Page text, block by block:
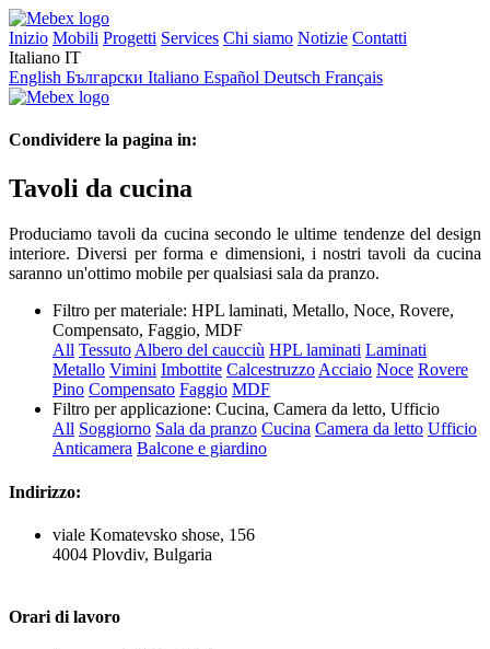
Inizio Mobili Progetti Services Chi siamo Notizie Contatti
Italiano IT
English Български Italiano Español Deutsch Français
Condividere la pagina in:
Tavoli da cucina
Produciamo tavoli da cucina secondo le ultime tendenze del design
interiore. Diversi per forma e dimensioni, i nostri tavoli da cucina
saranno un'ottimo mobile per qualsiasi sala da pranzo.
Filtro per materiale: HPL laminati, Metallo, Noce, Rovere,
Compensato, Faggio, MDF
All TessutoAlbero del caucciù HPL laminati Laminati
Metallo Vimini Imbottite CalcestruzzoAcciaio Noce Rovere
Pino Compensato Faggio MDF
Filtro per applicazione: Cucina, Camera da letto, Ufficio
All Soggiorno Sala da pranzo Cucina Camera da letto Ufficio
Anticamera Balcone e giardino
Indirizzo:
viale Komatevsko shose, 156
4004 Plovdiv, Bulgaria
Orari di lavoro